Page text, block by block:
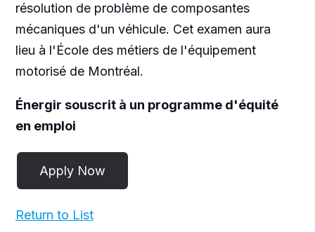
résolution de problème de composantes
mécaniques d'un véhicule. Cet examen aura
lieu à l'École des métiers de l'équipement
motorisé de Montréal.
Énergir souscrit à un programme d'équité
en emploi
Return to List